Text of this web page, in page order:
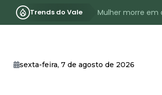
Trends do Vale
Mulher morre em
Identificado o
sexta-feira, 7 de agosto de 2026